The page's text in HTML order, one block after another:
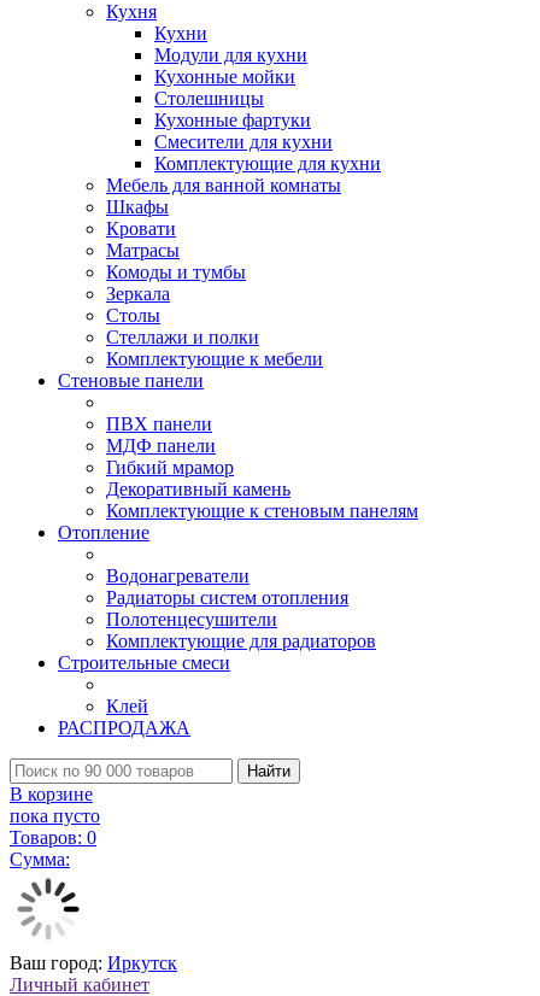
Кухня
Кухни
Модули для кухни
Кухонные мойки
Столешницы
Кухонные фартуки
Смесители для кухни
Комплектующие для кухни
Мебель для ванной комнаты
Шкафы
Кровати
Матрасы
Комоды и тумбы
Зеркала
Столы
Стеллажи и полки
Комплектующие к мебели
Стеновые панели
ПВХ панели
МДФ панели
Гибкий мрамор
Декоративный камень
Комплектующие к стеновым панелям
Отопление
Водонагреватели
Радиаторы систем отопления
Полотенцесушители
Комплектующие для радиаторов
Строительные смеси
Клей
РАСПРОДАЖА
Найти
В корзине
пока пусто
Товаров: 0
Сумма:
Ваш город: Иркутск
Личный кабинет